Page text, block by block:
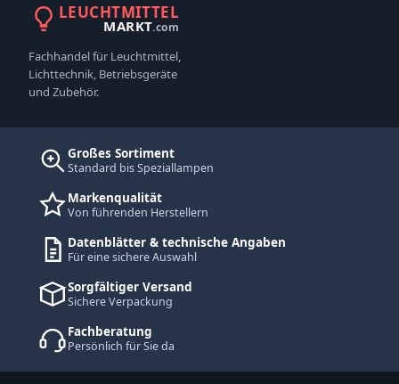
LEUCHTMITTEL
MARKT.com
Fachhandel für Leuchtmittel,
Lichttechnik, Betriebsgeräte
und Zubehör.
Großes Sortiment
Standard bis Speziallampen
Markenqualität
Von führenden Herstellern
Datenblätter & technische Angaben
Für eine sichere Auswahl
Sorgfältiger Versand
Sichere Verpackung
Fachberatung
Persönlich für Sie da